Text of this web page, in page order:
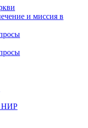
и миссия в
НИР